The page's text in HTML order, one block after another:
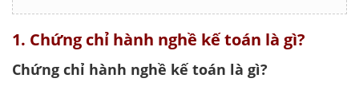
1. Chứng chỉ hành nghề kế toán là gì?
Chứng chỉ hành nghề kế toán là gì?